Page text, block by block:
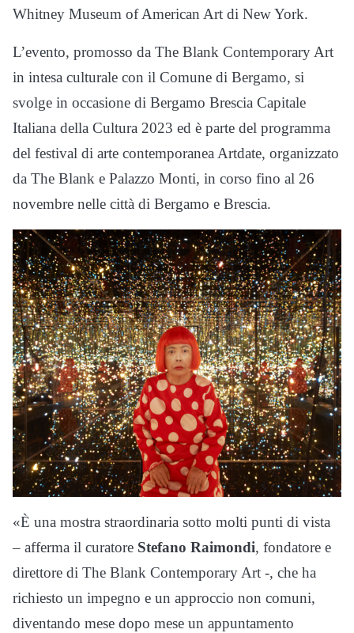
Whitney Museum of American Art di New York.
L’evento, promosso da The Blank Contemporary Art
in intesa culturale con il Comune di Bergamo, si
svolge in occasione di Bergamo Brescia Capitale
Italiana della Cultura 2023 ed è parte del programma
del festival di arte contemporanea Artdate, organizzato
da The Blank e Palazzo Monti, in corso fino al 26
novembre nelle città di Bergamo e Brescia.
«È una mostra straordinaria sotto molti punti di vista
– afferma il curatore Stefano Raimondi, fondatore e
direttore di The Blank Contemporary Art -, che ha
richiesto un impegno e un approccio non comuni,
diventando mese dopo mese un appuntamento